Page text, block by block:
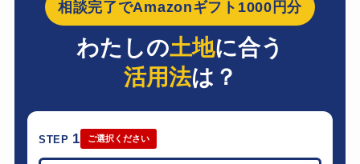
相談完了でAmazonギフト1000円分
わたしの土地に合う
活用法は？
STEP 1 ご選択ください